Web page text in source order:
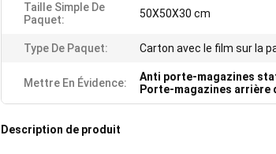
Taille Simple De
Paquet:
50X50X30 cm
Type De Paquet: Carton avec le film sur la
Mettre En Évidence: Anti porte-magazines
Porte-magazines arrière
Description de produit